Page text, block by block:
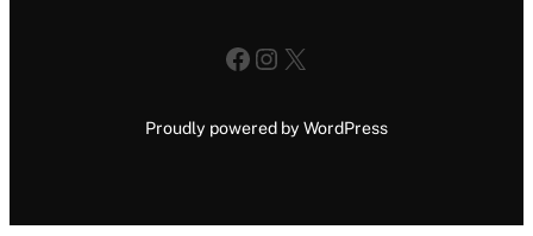
Facebook
Instagram
X
Proudly powered by WordPress